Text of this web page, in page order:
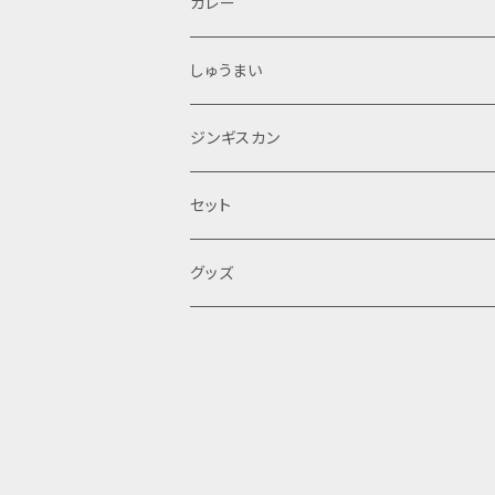
しゅうまい
ジンギスカン
セット
グッズ